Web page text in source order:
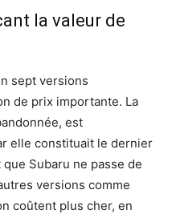
la valeur de
sept versions
de prix importante. La
est
elle constituait le dernier
Subaru ne passe de
versions comme
coûtent plus cher, en